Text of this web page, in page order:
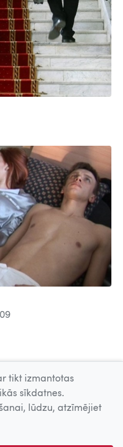
Uz augšu
informācijas sistēmu
tikt izmantotas
sīkdatnes.
lūdzu, atzīmējiet